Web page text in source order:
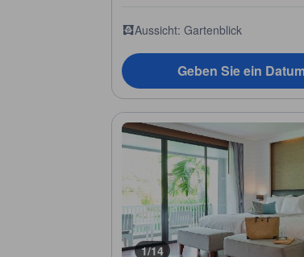
Aussicht: Gartenblick
Geben Sie ein
1/14